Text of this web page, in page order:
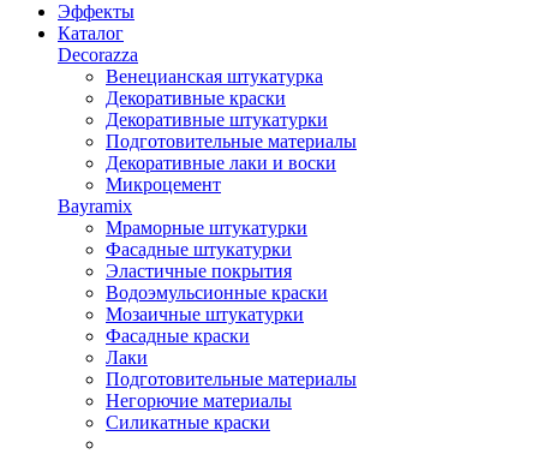
Эффекты
Каталог
Decorazza
Венецианская штукатурка
Декоративные краски
Декоративные штукатурки
Подготовительные материалы
Декоративные лаки и воски
Микроцемент
Bayramix
Мраморные штукатурки
Фасадные штукатурки
Эластичные покрытия
Водоэмульсионные краски
Мозаичные штукатурки
Фасадные краски
Лаки
Подготовительные материалы
Негорючие материалы
Силикатные краски